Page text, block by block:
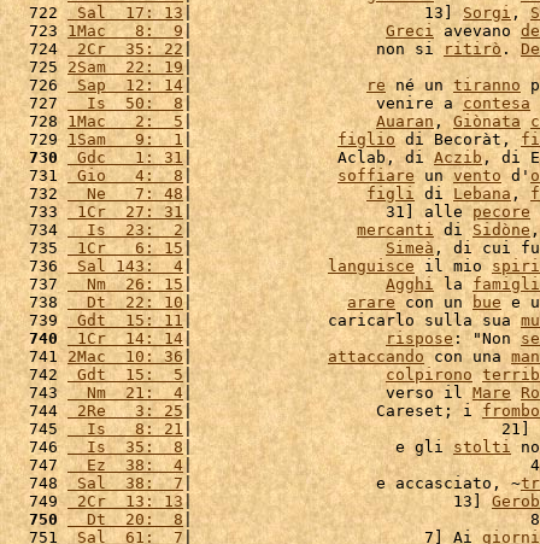
  722
Sal  17: 13 |                        13] Sorgi,
  723
1Mac   8:  9| Greci avevano
  724
2Cr  35: 22 |                   non si ritirò .
  725
2Sam  22: 19 |
  726
Sap  12: 14 | re né un tiranno
  727
  Is  50:  8
|                   venire a contesa
  728
1Mac   2:  5 | Auaran , Giònata
  729
1Sam   9:  1 | figlio di Becoràt,
  730
Gdc   1: 31|               Aclab, di Aczib, di
  731
Gio   4:  8| soffiare un vento d'
  732
  Ne   7: 48
| figli di Lebana ,
  733
1Cr  27: 31 |                    31] alle pecore
  734
  Is  23:  2
| mercanti di Sidòne
  735
1Cr   6: 15 | Simeà , di cui
  736
Sal 143:  4 | languisce il mio
  737
  Nm  26: 15
| Agghi la
  738
  Dt  22: 10
| arare con un bue e
  739
Gdt  15: 11 |              caricarlo sulla sua
  740
1Cr  14: 14| rispose: "Non
  741
2Mac  10: 36 | attaccando con una
  742
Gdt  15:  5 | colpirono
  743
  Nm  21:  4
|                    verso il Mare
  744
2Re   3: 25 |                   Careset; i
  745
  Is   8: 21
|                                21]
  746
  Is  35:  8
|                     e gli stolti
  747
  Ez  38:  4
|
  748
Sal  38:  7|                   e accasciato, ~
  749
2Cr  13: 13|                           13]
  750
  Dt  20:  8
|
  751
Sal  61:  7 |                        7] Ai giorni